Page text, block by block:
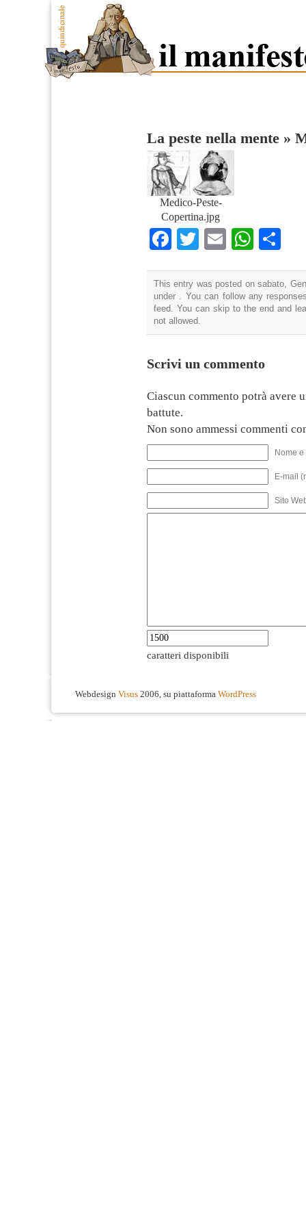
La peste nella mente »
Medico-Peste-
Copertina.jpg
Facebook
TwitterEmail
This entry was posted on sabato,
under . You can follow any
feed. You can skip to the end and
not allowed.
Scrivi un commento
Ciascun commento potrà avere
battute.
Non sono ammessi commenti
Nome
E-mail
Sito
caratteri disponibili
Webdesign Visus 2006, su piattaforma WordPress